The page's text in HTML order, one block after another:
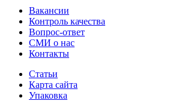
Вакансии
Контроль качества
Вопрос-ответ
СМИ о нас
Контакты
Статьи
Карта сайта
Упаковка